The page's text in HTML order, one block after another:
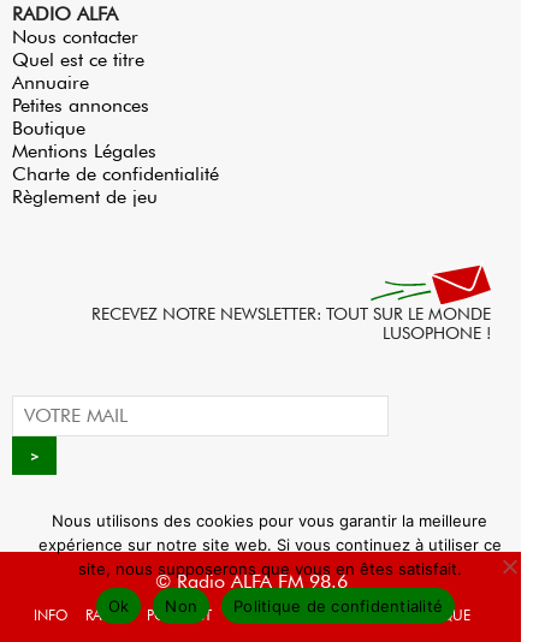
RADIO ALFA
Nous contacter
Quel est ce titre
Annuaire
Petites annonces
Boutique
Mentions Légales
Charte de confidentialité
Règlement de jeu
RECEVEZ NOTRE NEWSLETTER: TOUT SUR LE MONDE
LUSOPHONE !
© Radio ALFA FM 98.6
INFO RADIO PODCAST AGENDA WEBRADIO BOUTIQUE
Nous utilisons des cookies pour vous garantir la meilleure
expérience sur notre site web. Si vous continuez à utiliser ce
site, nous supposerons que vous en êtes satisfait.
Ok
Non Politique de confidentialité